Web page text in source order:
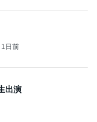
1日前
出演